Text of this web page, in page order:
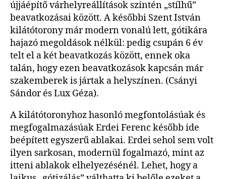
újjáépítő várhelyreállítások szintén „stílhű”
beavatkozásai között. A későbbi Szent István
kilátótorony már modern vonalú lett, gótikára
hajazó megoldások nélkül: pedig csupán 6 év
telt el a két beavatkozás között, ennek oka
talán, hogy ezen beavatkozások kapcsán már
szakemberek is jártak a helyszínen. (Csányi
Sándor és Lux Géza).
A kilátótoronyhoz hasonló megfontolásúak és
megfogalmazásúak Erdei Ferenc később ide
beépített egyszerű ablakai. Erdei sehol sem volt
ilyen sarkosan, modernül fogalmazó, mint az
itteni ablakok elhelyezésénél. Lehet, hogy a